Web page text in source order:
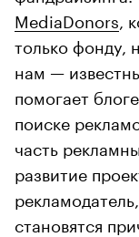
MediaDonors ,
только фонду,
нам —
помогает
поиске
часть
развитие
становятся